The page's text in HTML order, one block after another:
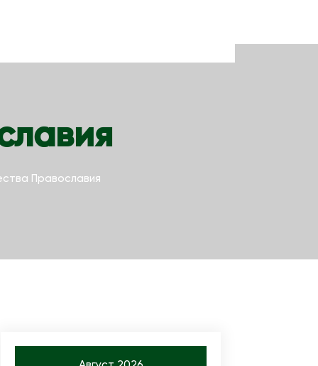
Православия